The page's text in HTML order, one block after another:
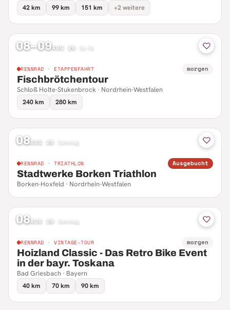
42 km
99 km 151 km +2 weitere
08–09AUG 26 Sa–So
RENNRAD · ETAPPENFAHRT morgen
Fischbrötchentour
Schloß Holte-Stukenbrock · Nordrhein-Westfalen
240 km
280 km
08AUG 26 Samstag
RENNRAD · TRIATHLON Ausgebucht
Stadtwerke Borken Triathlon
Borken-Hoxfeld · Nordrhein-Westfalen
08AUG 26 Samstag
RENNRAD · VINTAGE-TOUR morgen
Hoizland Classic - Das Retro Bike Event
in der bayr. Toskana
Bad Griesbach · Bayern
40 km
70 km 90 km